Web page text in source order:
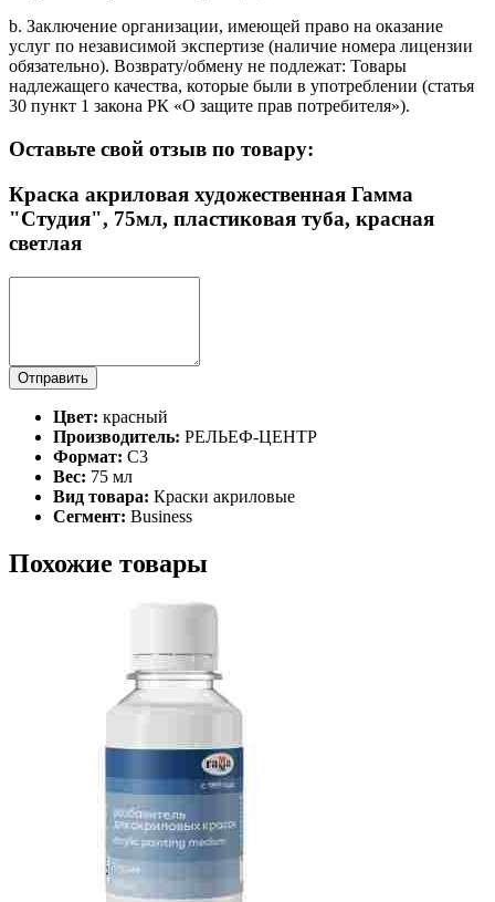
b. Заключение организации, имеющей право на оказание
услуг по независимой экспертизе (наличие номера лицензии
обязательно). Возврату/обмену не подлежат: Товары
надлежащего качества, которые были в употреблении (статья
30 пункт 1 закона РК «О защите прав потребителя»).
Оставьте свой отзыв по товару:
Краска акриловая художественная Гамма
"Студия", 75мл, пластиковая туба, красная
светлая
Отправить
Цвет: красный
Производитель: РЕЛЬЕФ-ЦЕНТР
Формат: С3
Вес: 75 мл
Вид товара: Краски акриловые
Сегмент: Business
Похожие товары